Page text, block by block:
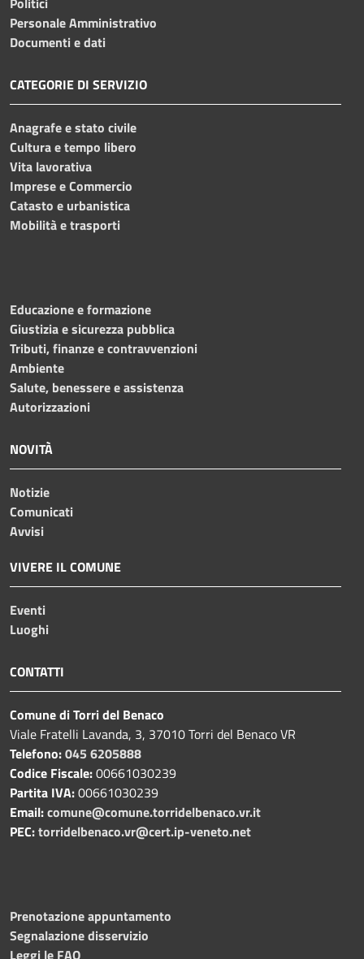
Personale Amministrativo
Documenti e dati
CATEGORIE DI SERVIZIO
Anagrafe e stato civile
Cultura e tempo libero
Vita lavorativa
Imprese e Commercio
Catasto e urbanistica
Mobilità e trasporti
Educazione e formazione
Giustizia e sicurezza pubblica
Tributi, finanze e contravvenzioni
Ambiente
Salute, benessere e assistenza
Autorizzazioni
NOVITÀ
Notizie
Comunicati
Avvisi
VIVERE IL COMUNE
Eventi
Luoghi
CONTATTI
Comune di Torri del Benaco
Viale Fratelli Lavanda, 3, 37010 Torri del Benaco VR
Telefono:045 6205888
Codice Fiscale:00661030239
Partita IVA:00661030239
Email:comune@comune.torridelbenaco.vr.it
PEC:torridelbenaco.vr@cert.ip-veneto.net
Prenotazione appuntamento
Segnalazione disservizio